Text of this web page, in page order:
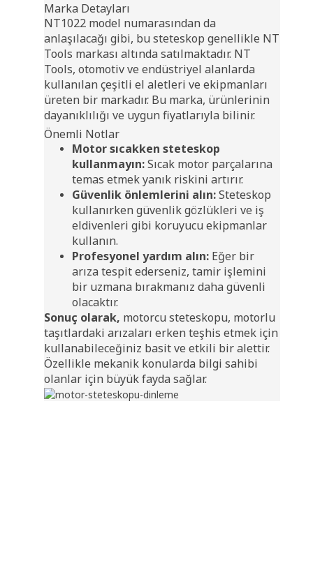
Marka Detayları
NT1022 model numarasından da
anlaşılacağı gibi, bu steteskop genellikle NT
Tools markası altında satılmaktadır. NT
Tools, otomotiv ve endüstriyel alanlarda
kullanılan çeşitli el aletleri ve ekipmanları
üreten bir markadır. Bu marka, ürünlerinin
dayanıklılığı ve uygun fiyatlarıyla bilinir.
Önemli Notlar
Motor sıcakken steteskop
kullanmayın:Sıcak motor parçalarına
temas etmek yanık riskini artırır.
Güvenlik önlemlerini alın:Steteskop
kullanırken güvenlik gözlükleri ve iş
eldivenleri gibi koruyucu ekipmanlar
kullanın.
Profesyonel yardım alın: Eğer bir
arıza tespit ederseniz, tamir işlemini
bir uzmana bırakmanız daha güvenli
olacaktır.
Sonuç olarak, motorcu steteskopu, motorlu
taşıtlardaki arızaları erken teşhis etmek için
kullanabileceğiniz basit ve etkili bir alettir.
Özellikle mekanik konularda bilgi sahibi
olanlar için büyük fayda sağlar.